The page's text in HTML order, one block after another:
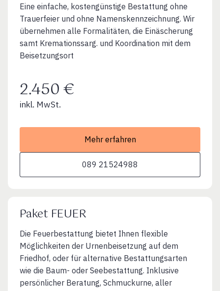
Eine einfache, kostengünstige Bestattung ohne
Trauerfeier und ohne Namenskennzeichnung. Wir
übernehmen alle Formalitäten, die Einäscherung
samt Kremationssarg. und Koordination mit dem
Beisetzungsort
2.450 €
inkl. MwSt.
Mehr erfahren
089 21524988
Paket FEUER
Die Feuerbestattung bietet Ihnen flexible
Möglichkeiten der Urnenbeisetzung auf dem
Friedhof, oder für alternative Bestattungsarten
wie die Baum- oder Seebestattung. Inklusive
persönlicher Beratung, Schmuckurne, aller